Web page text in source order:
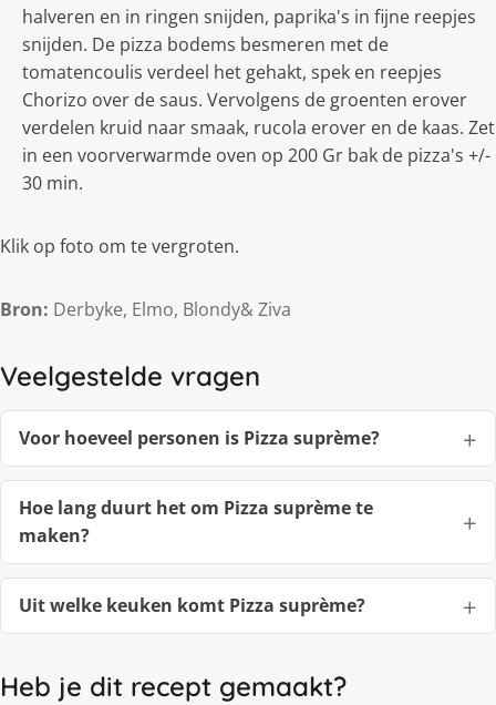
halveren en in ringen snijden, paprika's in fijne reepjes
snijden. De pizza bodems besmeren met de
tomatencoulis verdeel het gehakt, spek en reepjes
Chorizo over de saus. Vervolgens de groenten erover
verdelen kruid naar smaak, rucola erover en de kaas. Zet
in een voorverwarmde oven op 200 Gr bak de pizza's +/-
30 min.
Klik op foto om te vergroten.
Bron: Derbyke, Elmo, Blondy& Ziva
Veelgestelde vragen
Voor hoeveel personen is Pizza suprème?
Hoe lang duurt het om Pizza suprème te
maken?
Uit welke keuken komt Pizza suprème?
Heb je dit recept gemaakt?